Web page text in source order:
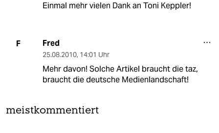
Einmal mehr vielen Dank an Toni Keppler!
F Fred
25.08.2010, 14:01 Uhr
Mehr davon! Solche Artikel braucht die taz,
braucht die deutsche Medienlandschaft!
meistkommentiert